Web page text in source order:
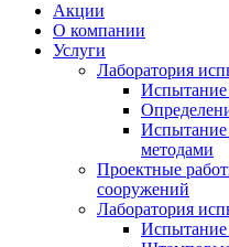
Акции
О компании
Услуги
Лаборатория
методами
Проектные
сооружений
Лаборатория
Испытание